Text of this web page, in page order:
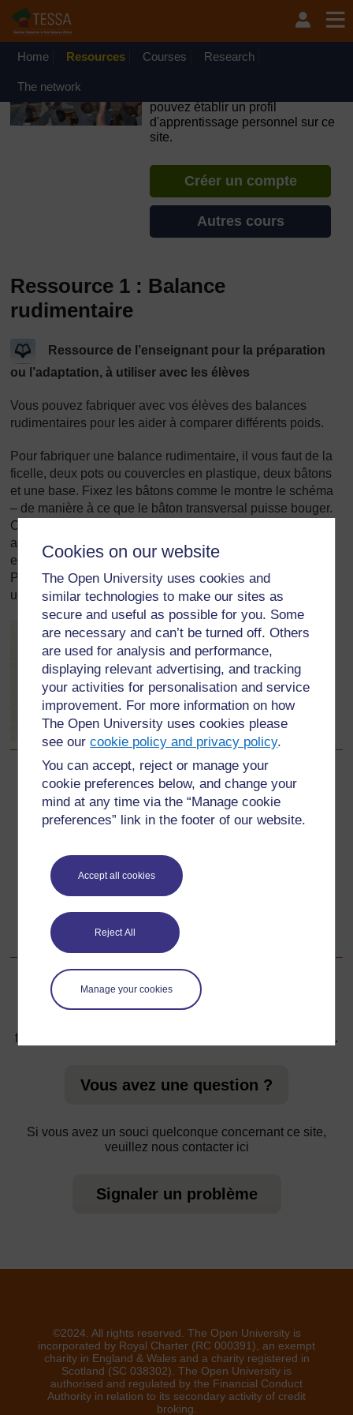
Cookies on our website
The Open University uses cookies and
similar technologies to make our sites as
secure and useful as possible for you. Some
are necessary and can’t be turned off. Others
are used for analysis and performance,
displaying relevant advertising, and tracking
your activities for personalisation and service
improvement. For more information on how
The Open University uses cookies please
see ourcookie policy and privacy policy.
You can accept, reject or manage your
cookie preferences below, and change your
mind at any time via the “Manage cookie
preferences” link in the footer of our website.
Accept all cookies
Reject All
Manage your cookies
Passer au contenu principal
OpenLearn Create will be unavailable on Wednesday 12
August 2026 from 8am to 10.30am (GMT) due to routine
Home Resources Courses Research
The network
pouvez établir un profil
d'apprentissage personnel sur ce
site.
Créer un compte
Autres cours
Ressource 1 : Balance
rudimentaire
Ressource de l’enseignant pour la préparation
ou l’adaptation, à utiliser avec les élèves
Vous pouvez fabriquer avec vos élèves des balances
rudimentaires pour les aider à comparer différents poids.
Pour fabriquer une balance rudimentaire, il vous faut de la
ficelle, deux pots ou couvercles en plastique, deux bâtons
et une base. Fixez les bâtons comme le montre le schéma
– de manière à ce que le bâton transversal puisse bouger.
Coupez six bouts de ficelle de même longueur - 3 pour
attacher chaque pot ou couvercle en plastique à chaque
extrémité du bâton, comme on le voit sur le diagramme.
Placez les objets à comparer dans les pots ou couvercle –
un objet par pot ou couvercle.
Précédent
Précédent
3. Être un enseignant créatif pour compenser des
Suivant
Suivant
Ressource 2 : Instructions aux élèves pour estimer ou
comparer des poids
foire aux questions qui peut vous fournir l'aide nécessaire.
Vous avez une question ?
Si vous avez un souci quelconque concernant ce site,
veuillez nous contacter ici
Signaler un problème
©2024. All rights reserved. The Open University is
incorporated by Royal Charter (RC 000391), an exempt
charity in England & Wales and a charity registered in
Scotland (SC 038302). The Open University is
authorised and regulated by the Financial Conduct
Authority in relation to its secondary activity of credit
broking.